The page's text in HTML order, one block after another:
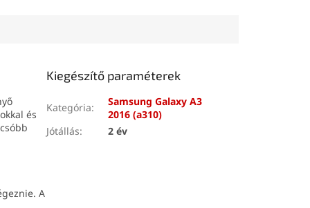
és
A
Kiegészítő paraméterek
Kategória:
Samsung Galaxy A3
2016 (a310)
Jótállás: 2 év